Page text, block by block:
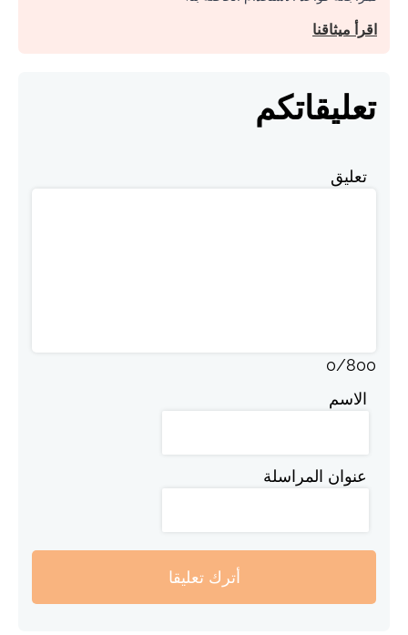
اقرأ ميثاقنا
تعليقاتكم
تعليق
0/800
الاسم
عنوان المراسلة
أترك تعليقا